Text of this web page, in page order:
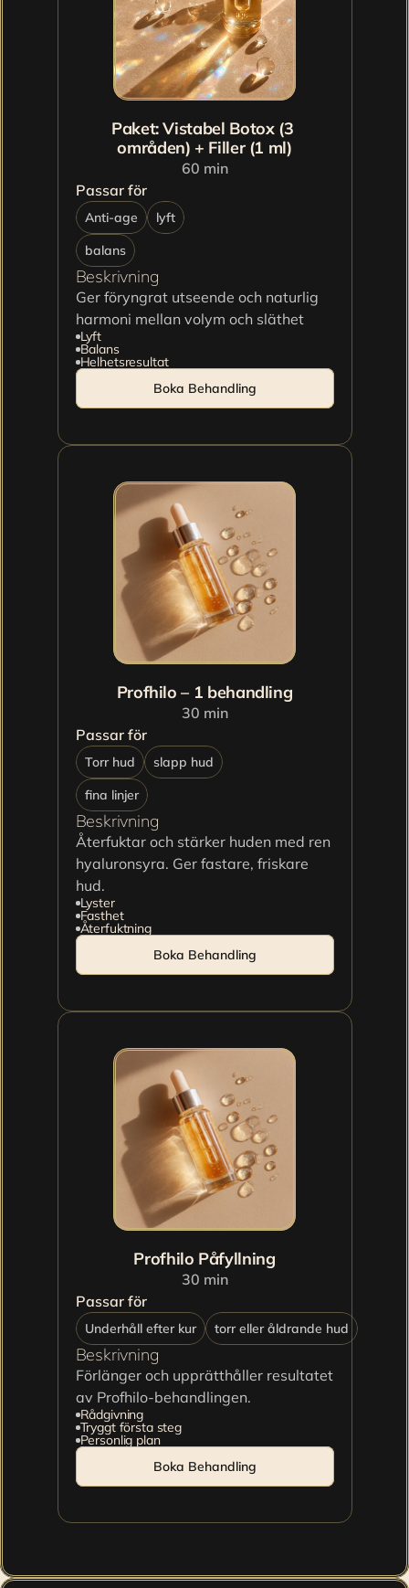
Paket: Vistabel Botox (3
områden) + Filler (1 ml)
60 min
Passar för
Anti-age
lyft
balans
Beskrivning
Ger föryngrat utseende och naturlig
harmoni mellan volym och släthet
Lyft
Balans
Helhetsresultat
Boka Behandling
Profhilo – 1 behandling
30 min
Passar för
Torr hud
slapp hud
fina linjer
Beskrivning
Återfuktar och stärker huden med ren
hyaluronsyra. Ger fastare, friskare
hud.
Lyster
Fasthet
Återfuktning
Boka Behandling
Profhilo Påfyllning
30 min
Passar för
Underhåll efter kur torr eller åldrande hud
Beskrivning
Förlänger och upprätthåller resultatet
av Profhilo-behandlingen.
Rådgivning
Tryggt första steg
Personlig plan
Boka Behandling